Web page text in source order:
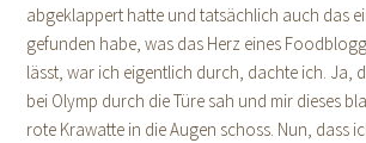
abgeklappert hatte und tatsächlich auch das
gefunden habe, was das Herz eines
lässt, war ich eigentlich durch, dachte ich. Ja,
bei Olymp durch die Türe sah und mir dieses
rote Krawatte in die Augen schoss. Nun, dass